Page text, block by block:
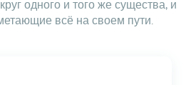
одного и того же существа, и
всё на своем пути.